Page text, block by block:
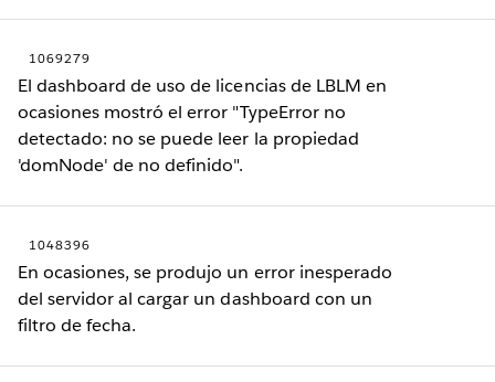
1069279
El dashboard de uso de licencias de LBLM en
ocasiones mostró el error "TypeError no
detectado: no se puede leer la propiedad
'domNode' de no definido".
1048396
En ocasiones, se produjo un error inesperado
del servidor al cargar un dashboard con un
filtro de fecha.